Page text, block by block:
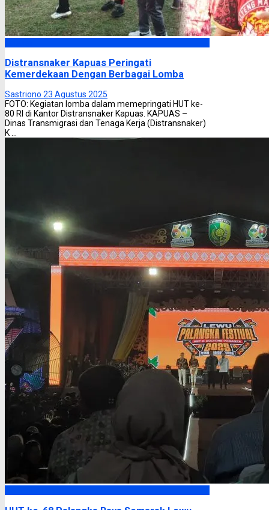
Distransnaker Kapuas Peringati
Kemerdekaan Dengan Berbagai Lomba
Sastriono 23 Agustus 2025
FOTO: Kegiatan lomba dalam memepringati HUT ke-
80 RI di Kantor Distransnaker Kapuas. KAPUAS –
Dinas Transmigrasi dan Tenaga Kerja (Distransnaker)
K ...